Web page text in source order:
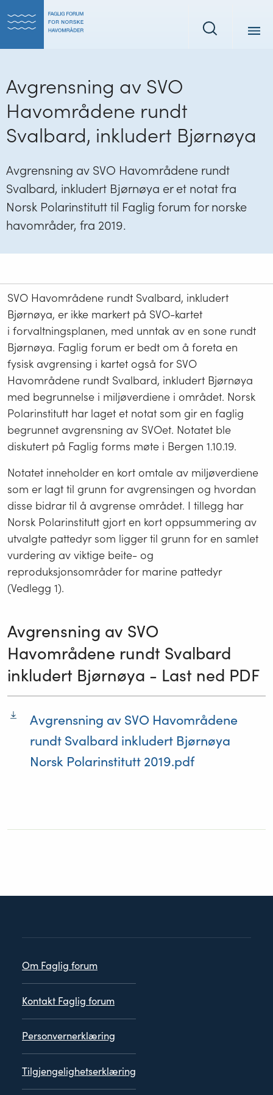
til
til
Søk
Avgrensning av SVO
Havområdene rundt
Svalbard, inkludert Bjørnøya
Avgrensning av SVO Havområdene rundt
Svalbard, inkludert Bjørnøya er et notat fra
Norsk Polarinstitutt til Faglig forum for norske
havområder, fra 2019.
SVO Havområdene rundt Svalbard, inkludert
Bjørnøya, er ikke markert på SVO-kartet
i forvaltningsplanen, med unntak av en sone rundt
Bjørnøya. Faglig forum er bedt om å foreta en
fysisk avgrensing i kartet også for SVO
Havområdene rundt Svalbard, inkludert Bjørnøya
med begrunnelse i miljøverdiene i området. Norsk
Polarinstitutt har laget et notat som gir en faglig
begrunnet avgrensning av SVOet. Notatet ble
diskutert på Faglig forms møte i Bergen 1.10.19.
Notatet inneholder en kort omtale av miljøverdiene
som er lagt til grunn for avgrensingen og hvordan
disse bidrar til å avgrense området. I tillegg har
Norsk Polarinstitutt gjort en kort oppsummering av
utvalgte pattedyr som ligger til grunn for en samlet
vurdering av viktige beite- og
reproduksjonsområder for marine pattedyr
(Vedlegg 1).
Avgrensning av SVO
Havområdene rundt Svalbard
inkludert Bjørnøya - Last ned PDF
Avgrensning av SVO Havområdene
rundt Svalbard inkludert Bjørnøya
Norsk Polarinstitutt 2019.pdf
Personvern
Om Faglig forum
Kontakt Faglig forum
Personvernerklæring
Tilgjengelighetserklæring